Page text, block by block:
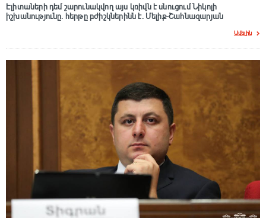
Էլիտաների դեմ շարունակվող այս կռիվն է սնուցում Նիկոլի
իշխանությունը. հերթը բժիշկներինն է. Մելիք-Շահնազարյան
Ավելին